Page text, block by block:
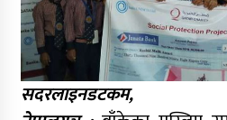
सदरलाइनडटकम,